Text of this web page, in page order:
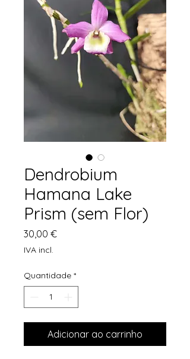
Dendrobium
Hamana Lake
Prism (sem Flor)
30,00 €Preço
IVA incl.
Quantidade *
Adicionar ao carrinho